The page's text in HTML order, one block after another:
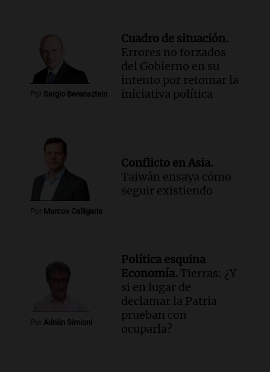
Siempre Juntos Rosario
Episodios
Audio.Se divorciaron y la Justicia
ordenó que ella le pague una renta por
vivir en la casa familiar
Por Sergio Berensztein
Cuadro de situación.
Errores no forzados
del Gobierno en su
intento por retomar la
iniciativa política
Por Marcos Calligaris
Conflicto en Asia.
Taiwán ensaya cómo
seguir existiendo
Por Adrián Simioni
Política esquina
Economía. Tierras: ¿Y
si en lugar de
declamar la Patria
prueban con
ocuparla?